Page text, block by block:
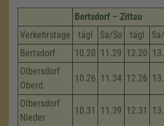
Bertsdorf – Zittau
Verkehrstage
tägl Sa/So tägl
Bertsdorf
10.20 11.29 12.20
Olbersdorf
Oberd.
10.26 11.34 12.26
Olbersdorf
Nieder
10.31 11.39 12.31